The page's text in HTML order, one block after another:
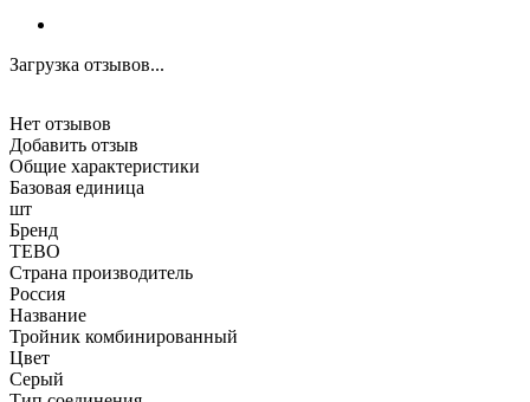
Загрузка отзывов...
Нет отзывов
Добавить отзыв
Общие характеристики
Базовая единица
шт
Бренд
TEBO
Страна производитель
Россия
Название
Тройник комбинированный
Цвет
Серый